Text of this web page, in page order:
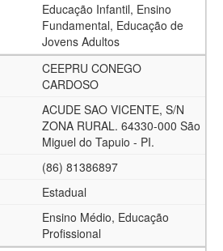
Educação Infantil, Ensino
Fundamental, Educação de
Jovens Adultos
CEEPRU CONEGO
CARDOSO
ACUDE SAO VICENTE, S/N
ZONA RURAL. 64330-000 São
Miguel do Tapuio - PI.
(86) 81386897
Estadual
Ensino Médio, Educação
Profissional